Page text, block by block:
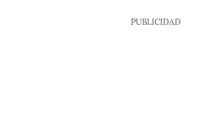
PUBLICIDAD